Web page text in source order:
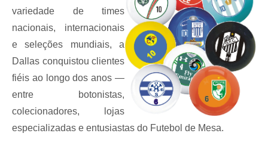
variedade de times
nacionais, internacionais
e seleções mundiais, a
Dallas conquistou clientes
fiéis ao longo dos anos —
entre botonistas,
colecionadores, lojas
especializadas e entusiastas do Futebol de Mesa.